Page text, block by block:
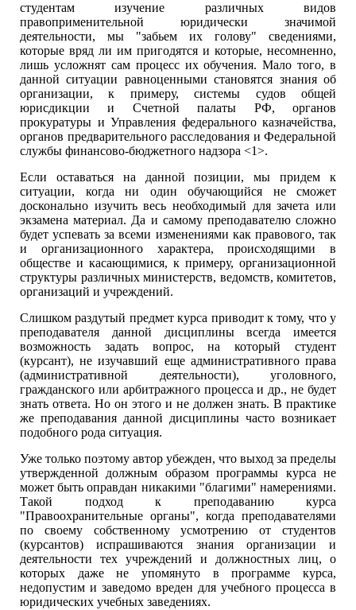
студентам изучение различных видов
правоприменительной юридически значимой
деятельности, мы "забьем их голову" сведениями,
которые вряд ли им пригодятся и которые, несомненно,
лишь усложнят сам процесс их обучения. Мало того, в
данной ситуации равноценными становятся знания об
организации, к примеру, системы судов общей
юрисдикции и Счетной палаты РФ, органов
прокуратуры и Управления федерального казначейства,
органов предварительного расследования и Федеральной
службы финансово-бюджетного надзора <1>.
Если оставаться на данной позиции, мы придем к
ситуации, когда ни один обучающийся не сможет
досконально изучить весь необходимый для зачета или
экзамена материал. Да и самому преподавателю сложно
будет успевать за всеми изменениями как правового, так
и организационного характера, происходящими в
обществе и касающимися, к примеру, организационной
структуры различных министерств, ведомств, комитетов,
организаций и учреждений.
Слишком раздутый предмет курса приводит к тому, что у
преподавателя данной дисциплины всегда имеется
возможность задать вопрос, на который студент
(курсант), не изучавший еще административного права
(административной деятельности), уголовного,
гражданского или арбитражного процесса и др., не будет
знать ответа. Но он этого и не должен знать. В практике
же преподавания данной дисциплины часто возникает
подобного рода ситуация.
Уже только поэтому автор убежден, что выход за пределы
утвержденной должным образом программы курса не
может быть оправдан никакими "благими" намерениями.
Такой подход к преподаванию курса
"Правоохранительные органы", когда преподавателями
по своему собственному усмотрению от студентов
(курсантов) испрашиваются знания организации и
деятельности тех учреждений и должностных лиц, о
которых даже не упомянуто в программе курса,
недопустим и заведомо вреден для учебного процесса в
юридических учебных заведениях.